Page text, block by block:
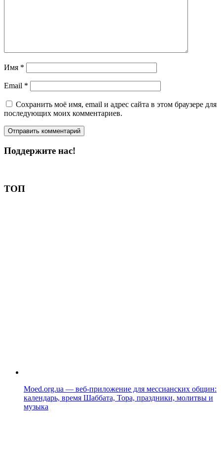
Имя *
Email *
Сохранить моё имя, email и адрес сайта в этом браузере для
последующих моих комментариев.
Поддержите нас!
ТОП
Moed.org.ua — веб-приложение для мессианских общин:
календарь, время Шаббата, Тора, праздники, молитвы и
музыка